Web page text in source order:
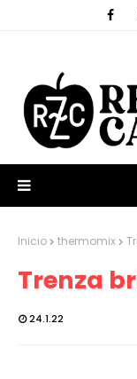
Inicio thermomix
Trenza
24.1.22